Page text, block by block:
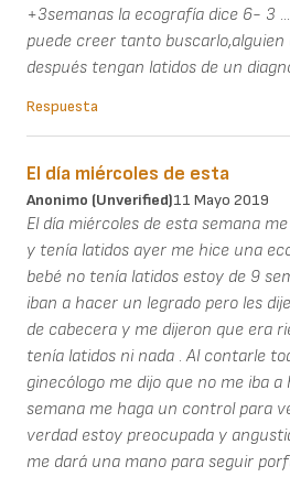
+3semanas la ecografía dice 6- 3
puede creer tanto buscarlo,alguien
después tengan latidos de un
Respuesta
El día miércoles de esta
Anonimo (unverified)11 Mayo 2019
El día miércoles de esta semana
y tenía latidos ayer me hice una
bebé no tenía latidos estoy de 9
iban a hacer un legrado pero les
de cabecera y me dijeron que era
tenía latidos ni nada . Al contarle
ginecólogo me dijo que no me iba
semana me haga un control para
verdad estoy preocupada y
me dará una mano para seguir